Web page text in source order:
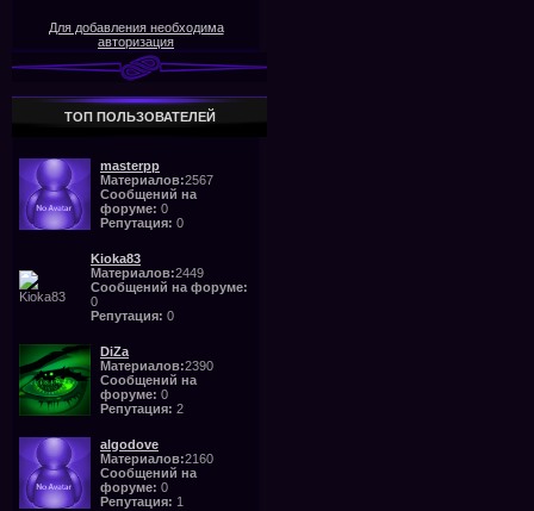
Для добавления необходима
авторизация
ТОП ПОЛЬЗОВАТЕЛЕЙ
masterpp
Материалов:2567
Сообщений на
форуме: 0
Репутация: 0
Kioka83
Материалов:2449
Сообщений на форуме:
0
Репутация: 0
DiZa
Материалов:2390
Сообщений на
форуме: 0
Репутация: 2
algodove
Материалов:2160
Сообщений на
форуме: 0
Репутация: 1